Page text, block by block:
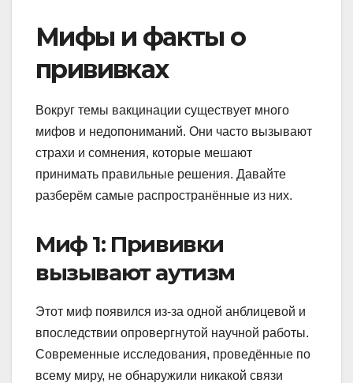
Мифы и факты о
прививках
Вокруг темы вакцинации существует много
мифов и недопониманий. Они часто вызывают
страхи и сомнения, которые мешают
принимать правильные решения. Давайте
разберём самые распространённые из них.
Миф 1: Прививки
вызывают аутизм
Этот миф появился из-за одной анблицевой и
впоследствии опровергнутой научной работы.
Современные исследования, проведённые по
всему миру, не обнаружили никакой связи